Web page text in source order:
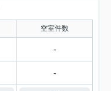
空室件数
-
-